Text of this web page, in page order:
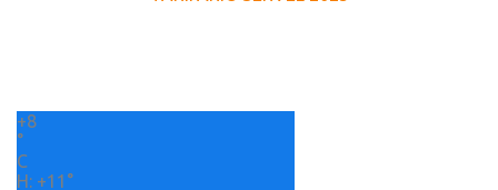
i
+8
°
C
H: +11°